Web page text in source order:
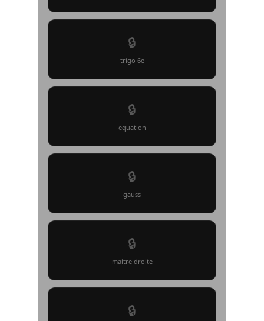
🔒
trigo 6e
🔒
equation
🔒
gauss
🔒
maitre droite
🔒